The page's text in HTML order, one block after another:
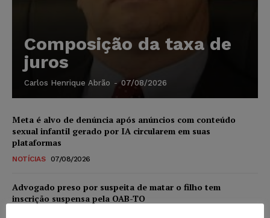
Composição da taxa de
juros
Carlos Henrique Abrão - 07/08/2026
Meta é alvo de denúncia após anúncios com conteúdo
sexual infantil gerado por IA circularem em suas
plataformas
NOTÍCIAS 07/08/2026
Advogado preso por suspeita de matar o filho tem
inscrição suspensa pela OAB-TO